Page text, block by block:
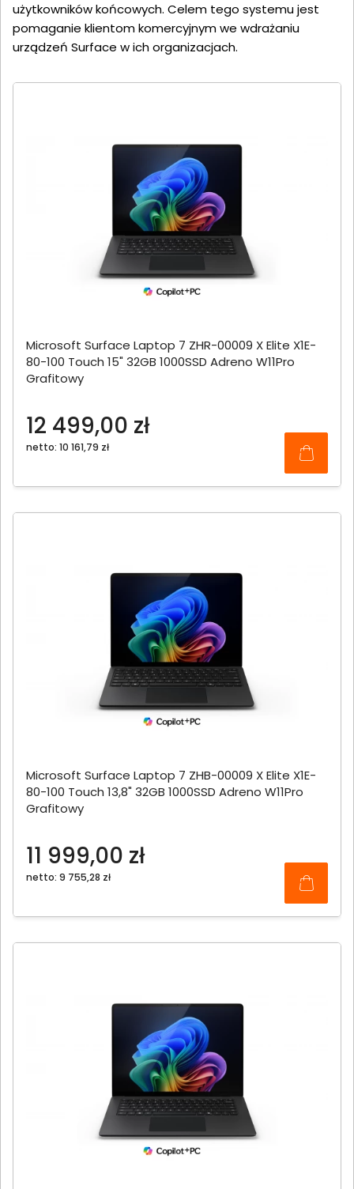
użytkowników końcowych. Celem tego systemu jest
pomaganie klientom komercyjnym we wdrażaniu
urządzeń Surface w ich organizacjach.
Microsoft Surface Laptop 7 ZHR-00009 X Elite X1E-
80-100 Touch 15" 32GB 1000SSD Adreno W11Pro
Grafitowy
12 499,00 zł
netto: 10 161,79 zł
Microsoft Surface Laptop 7 ZHB-00009 X Elite X1E-
80-100 Touch 13,8" 32GB 1000SSD Adreno W11Pro
Grafitowy
11 999,00 zł
netto: 9 755,28 zł